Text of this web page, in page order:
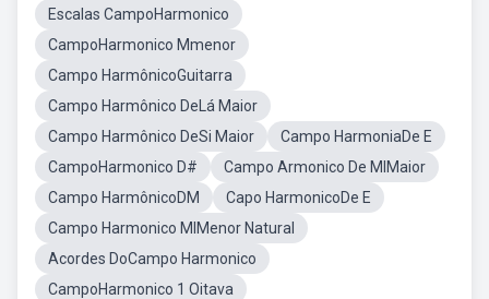
Escalas CampoHarmonico
CampoHarmonico Mmenor
Campo HarmônicoGuitarra
Campo Harmônico DeLá Maior
Campo Harmônico DeSi Maior
Campo HarmoniaDe E
CampoHarmonico D#
Campo Armonico De MIMaior
Campo HarmônicoDM
Capo HarmonicoDe E
Campo Harmonico MIMenor Natural
Acordes DoCampo Harmonico
CampoHarmonico 1 Oitava